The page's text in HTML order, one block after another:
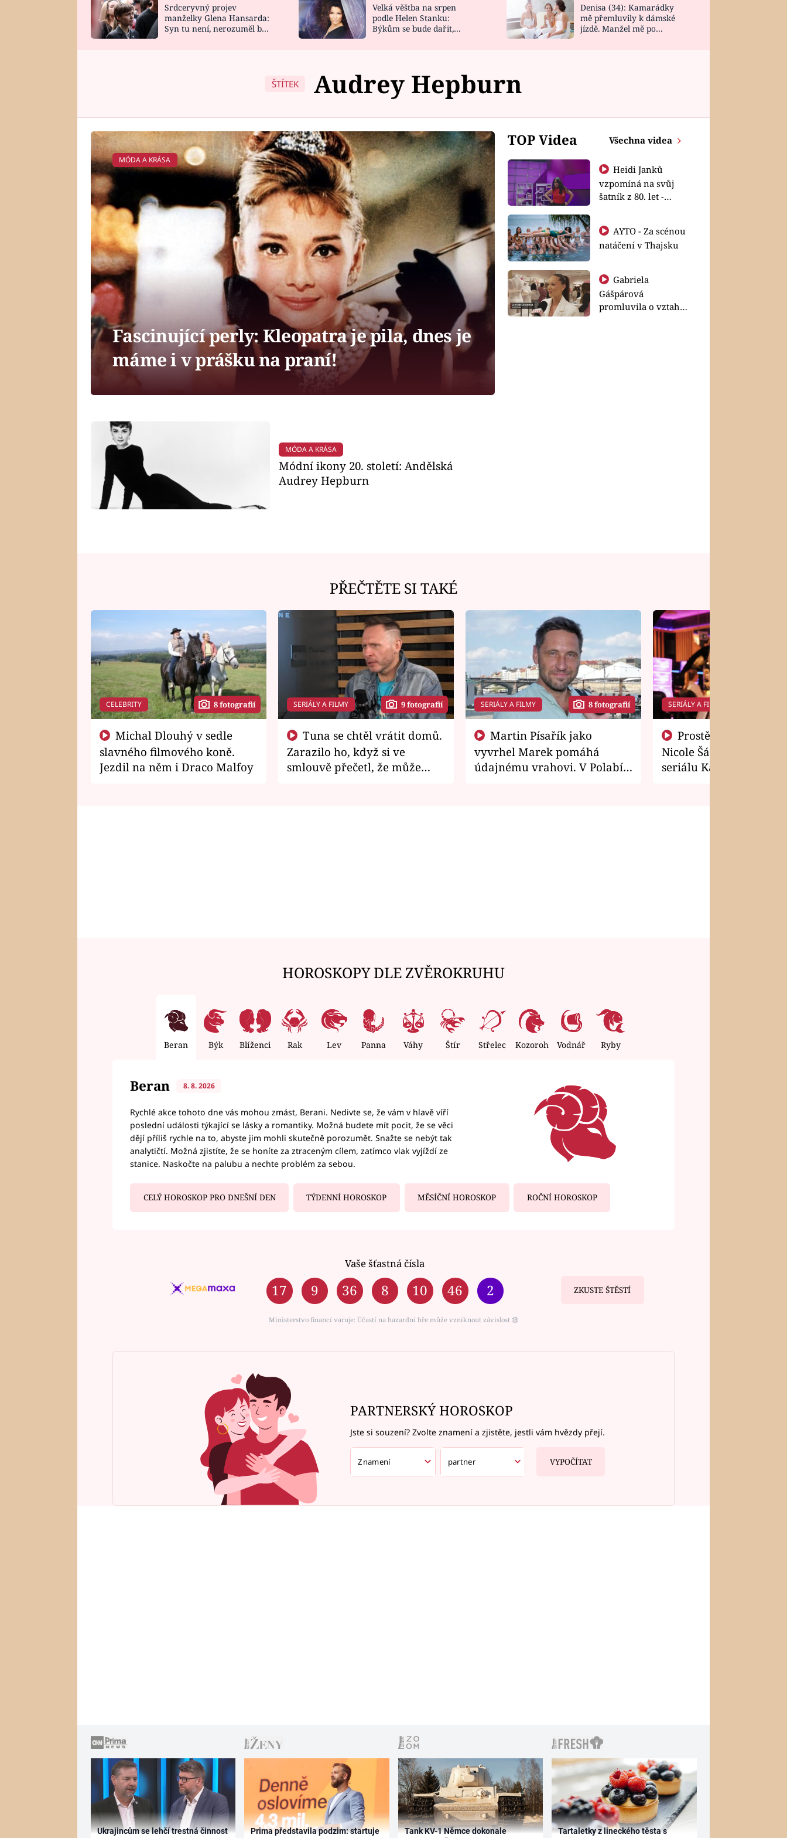
HOROSKOP NA
CELEBRITY
VAŘENÍ
NOVINKY
VIDEORECEPTY
DESIGN
Srdceryvný projev
manželky Glena Hansarda:
Syn tu není, nerozuměl by
Velká věštba na srpen
podle Helen Stanku:
Býkům se bude dařit,
Denisa (34): Kamarádky
mě přemluvily k dámské
jízdě. Manžel mě po
ŠTÍTEK Audrey Hepburn
TOP Videa Všechna videa
Heidi Janků
vzpomíná na svůj
šatník z 80. let -
natáčení v Thajsku
Gabriela
Gášpárová
promluvila o vztahu
MÓDA A KRÁSA
Fascinující perly: Kleopatra je pila, dnes je
máme i v prášku na praní!
MÓDA A KRÁSA
Módní ikony 20. století: Andělská
Audrey Hepburn
PŘEČTĚTE SI TAKÉ
CELEBRITY 8 fotografií
slavného filmového koně.
Jezdil na něm i Draco Malfoy
SERIÁLY A FILMY 9 fotografií
Zarazilo ho, když si ve
smlouvě přečetl, že může
SERIÁLY A FILMY 8 fotografií
vyvrhel Marek pomáhá
údajnému vrahovi. V Polabí
SERIÁLY A FILMY
Nicole Šáchová získala
seriálu Kamarádi
HOROSKOPY DLE ZVĚROKRUHU
Beran Býk Blíženci Rak Lev Panna Váhy Štír Střelec Kozoroh Vodnář Ryby
Beran 8. 8. 2026
Rychlé akce tohoto dne vás mohou zmást, Berani. Nedivte se, že vám v hlavě víří
poslední události týkající se lásky a romantiky. Možná budete mít pocit, že se věci
dějí příliš rychle na to, abyste jim mohli skutečně porozumět. Snažte se nebýt tak
analytičtí. Možná zjistíte, že se honíte za ztraceným cílem, zatímco vlak vyjíždí ze
stanice. Naskočte na palubu a nechte problém za sebou.
CELÝ HOROSKOP PRO DNEŠNÍ DEN TÝDENNÍ HOROSKOP MĚSÍČNÍ HOROSKOP ROČNÍ HOROSKOP
Vaše šťastná čísla
17 9 36 8 10 46 2 ZKUSTE ŠTĚSTÍ
Ministerstvo financí varuje: Účastí na hazardní hře může vzniknout závislost ⑱
PARTNERSKÝ HOROSKOP
Jste si souzení? Zvolte znamení a zjistěte, jestli vám hvězdy přejí.
VYPOČÍTAT
Ukrajincům se lehčí trestná činnost Prima představila podzim: startuje Tank KV-1 Němce dokonale Tartaletky z lineckého těsta s